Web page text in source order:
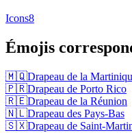
Icons8
Émojis
🇲🇶Drapeau de la
🇵🇷Drapeau de Porto Rico
🇷🇪Drapeau de la Réunion
🇳🇱Drapeau des Pays-Bas
🇸🇽Drapeau de Saint-